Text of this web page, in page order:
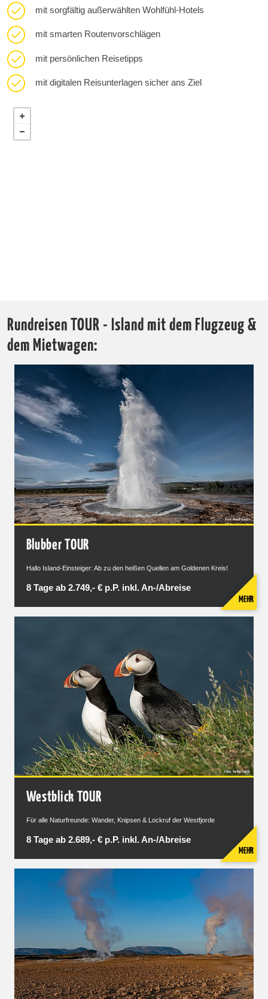
mit sorgfältig außerwählten Wohlfühl-Hotels
mit smarten Routenvorschlägen
mit persönlichen Reisetipps
mit digitalen Reisunterlagen sicher ans Ziel
Rundreisen TOUR - Island mit dem Flugzeug &
dem Mietwagen:
Blubber TOUR
Hallo Island-Einsteiger: Ab zu den heißen Quellen am Goldenen Kreis!
8 Tage ab 2.749,- € p.P. inkl. An-/Abreise
MEHR
Westblick TOUR
Für alle Naturfreunde: Wander, Knipsen & Lockruf der Westfjorde
8 Tage ab 2.689,- € p.P. inkl. An-/Abreise
MEHR